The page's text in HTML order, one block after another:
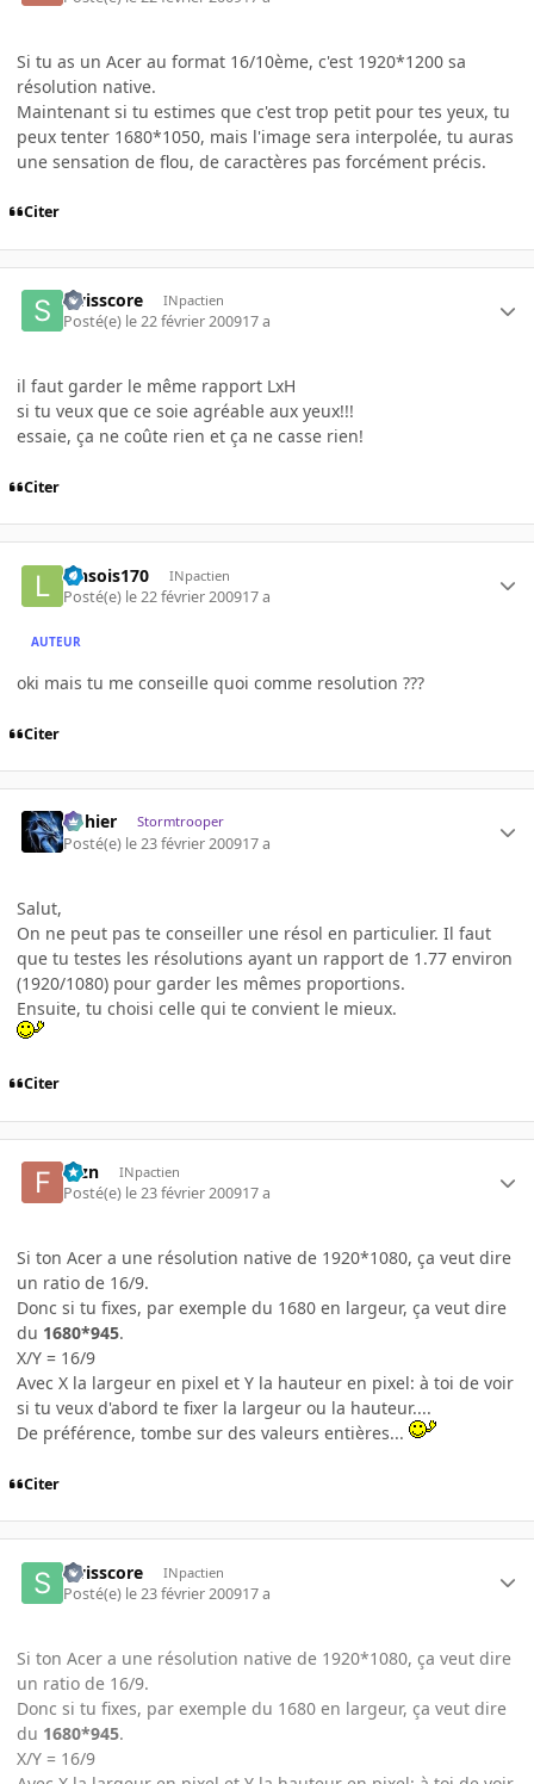
Si tu as un Acer au format 16/10ème, c'est 1920*1200 sa
résolution native.
Maintenant si tu estimes que c'est trop petit pour tes yeux, tu
peux tenter 1680*1050, mais l'image sera interpolée, tu auras
une sensation de flou, de caractères pas forcément précis.
Citer
swisscore INpactien
Posté(e) le 22 février 200917 a
il faut garder le même rapport LxH
si tu veux que ce soie agréable aux yeux!!!
essaie, ça ne coûte rien et ça ne casse rien!
Citer
lensois170 INpactien
Posté(e) le 22 février 200917 a
AUTEUR
oki mais tu me conseille quoi comme resolution ???
Citer
dohier Stormtrooper
Posté(e) le 23 février 200917 a
Salut,
On ne peut pas te conseiller une résol en particulier. Il faut
que tu testes les résolutions ayant un rapport de 1.77 environ
(1920/1080) pour garder les mêmes proportions.
Ensuite, tu choisi celle qui te convient le mieux.
Citer
fbzn INpactien
Posté(e) le 23 février 200917 a
Si ton Acer a une résolution native de 1920*1080, ça veut dire
un ratio de 16/9.
Donc si tu fixes, par exemple du 1680 en largeur, ça veut dire
du 1680*945.
X/Y = 16/9
Avec X la largeur en pixel et Y la hauteur en pixel: à toi de voir
si tu veux d'abord te fixer la largeur ou la hauteur....
De préférence, tombe sur des valeurs entières...
Citer
swisscore INpactien
Posté(e) le 23 février 200917 a
Si ton Acer a une résolution native de 1920*1080, ça veut dire
un ratio de 16/9.
Donc si tu fixes, par exemple du 1680 en largeur, ça veut dire
du 1680*945.
X/Y = 16/9